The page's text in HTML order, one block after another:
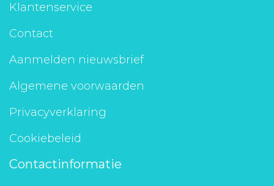
Klantenservice
Contact
Aanmelden nieuwsbrief
Algemene voorwaarden
Privacyverklaring
Cookiebeleid
Contactinformatie